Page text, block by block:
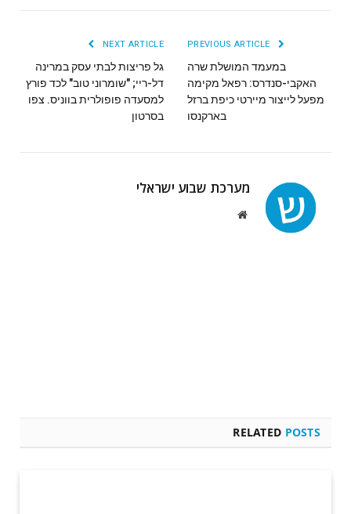
במעמד המושלת שרה
האקבי-סנדרס: רפאל מקימה
מפעל לייצור מיירטי כיפת ברזל
בארקנסו
NEXT ARTICLE
גל פריצות לבתי עסק במרינה
דל-ריי; "שומרוני טוב" לכד פורץ
למסעדה פופולרית בווניס. צפו
בסרטון
מערכת שבוע ישראלי
Website
RELATED POSTS